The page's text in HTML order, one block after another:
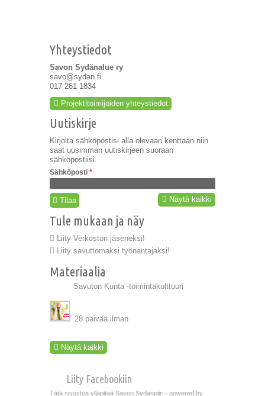
Yhteystiedot
Savon Sydänalue ry
savo@sydan.fi
017 261 1834
Projektitoimijoiden yhteystiedot
Uutiskirje
Kirjoita sähköpostisi alla olevaan kenttään niin
saat uusimman uutiskirjeen suoraan
sähköpostiisi.
Sähköposti *
Tilaa Näytä kaikki
Tule mukaan ja näy
Liity Verkoston jäseneksi!
Liity savuttomaksi työnantajaksi!
Materiaalia
Savuton Kunta -toimintakulttuuri
28 päivää ilman
Näytä kaikki
Liity Facebookiin
Tätä sivustoa ylläpitää Savon Sydänpiiri - powered by